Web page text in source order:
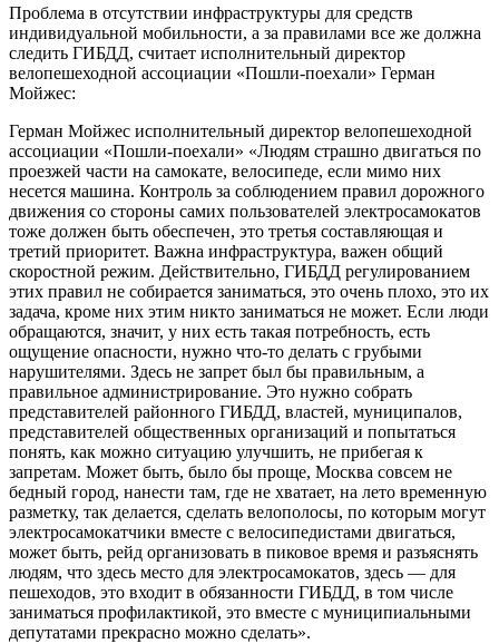
Проблема в отсутствии инфраструктуры для средств
индивидуальной мобильности, а за правилами все же должна
следить ГИБДД, считает исполнительный директор
велопешеходной ассоциации «Пошли-поехали» Герман
Мойжес:
Герман Мойжес исполнительный директор велопешеходной
ассоциации «Пошли-поехали» «Людям страшно двигаться по
проезжей части на самокате, велосипеде, если мимо них
несется машина. Контроль за соблюдением правил дорожного
движения со стороны самих пользователей электросамокатов
тоже должен быть обеспечен, это третья составляющая и
третий приоритет. Важна инфраструктура, важен общий
скоростной режим. Действительно, ГИБДД регулированием
этих правил не собирается заниматься, это очень плохо, это их
задача, кроме них этим никто заниматься не может. Если люди
обращаются, значит, у них есть такая потребность, есть
ощущение опасности, нужно что-то делать с грубыми
нарушителями. Здесь не запрет был бы правильным, а
правильное администрирование. Это нужно собрать
представителей районного ГИБДД, властей, муниципалов,
представителей общественных организаций и попытаться
понять, как можно ситуацию улучшить, не прибегая к
запретам. Может быть, было бы проще, Москва совсем не
бедный город, нанести там, где не хватает, на лето временную
разметку, так делается, сделать велополосы, по которым могут
электросамокатчики вместе с велосипедистами двигаться,
может быть, рейд организовать в пиковое время и разъяснять
людям, что здесь место для электросамокатов, здесь — для
пешеходов, это входит в обязанности ГИБДД, в том числе
заниматься профилактикой, это вместе с муниципиальными
депутатами прекрасно можно сделать».